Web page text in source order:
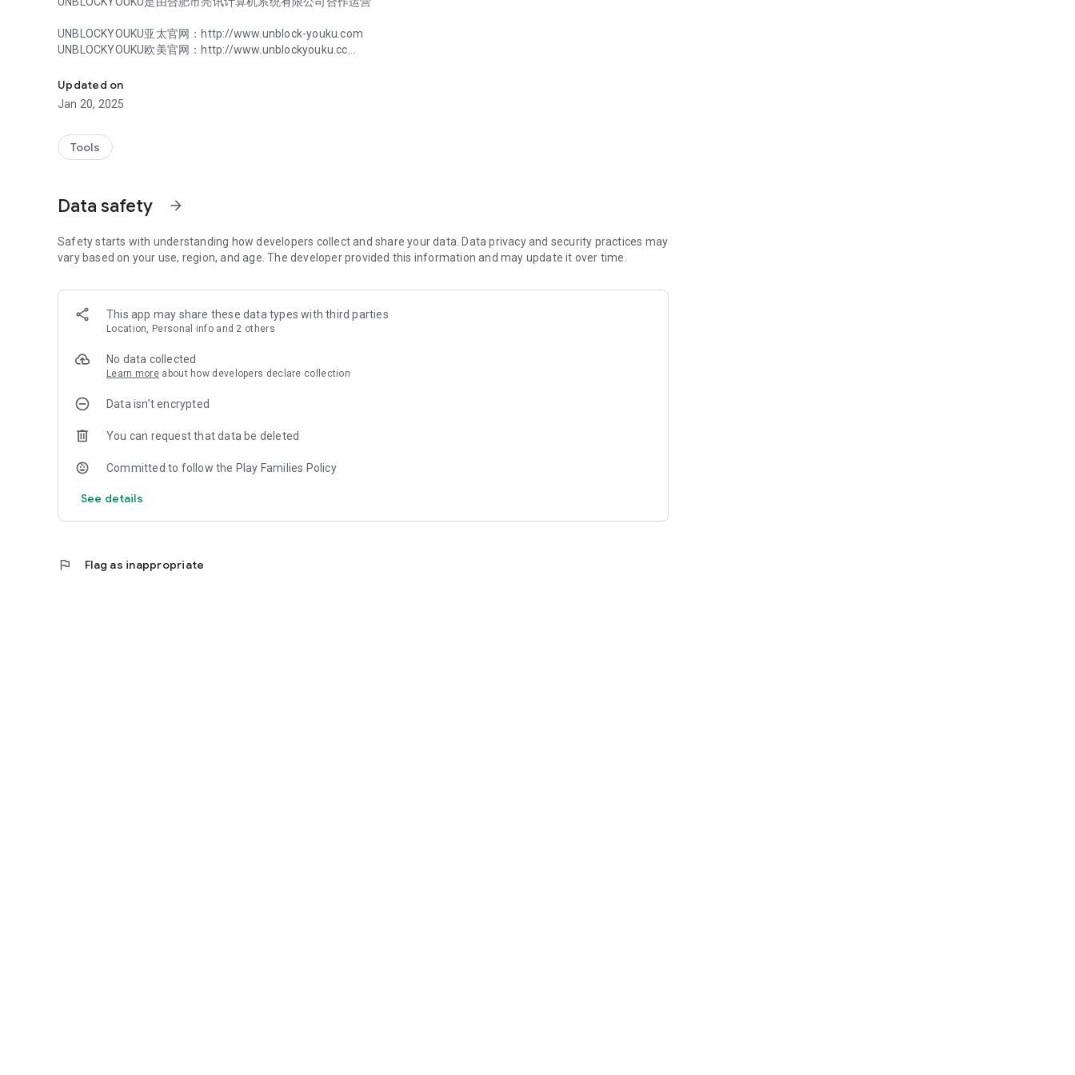
UNBLOCKYOUKU亚太官网：http://www.unblock-youku.com
UNBLOCKYOUKU欧美官网：http://www.unblockyouku.cc
UNBLOCKYOUKU海外华人网络回国加速专家
UNBLOCKYOUKU帮助海外华人解锁【2022年卡塔尔男足比赛直播】
向海外人士提供解除ＩＰ地域限制服务，海外人士下载安装软件并支付软件服务费后，可实现从海外访问使用国内视频、
音乐、直播等网站或ＡＰＰ。
当你身处国外，想通过微信、ＱＱ与家人视频通话，语音通话，由于跨国网络问题导致你无法正常呼叫和接听，有了本软
UNBLOCKYOUKU软件由来：
国内ＡＰＰ技术，为中国发展一带一路国际互联互通启动了积极性作用。
UNBLOCKYOUKU支持环境：
WiFi/WiFi热点/3G/4G/5G/蓝牙/USB网络/卫星网络
来之：GooglePlay 更新日期：2023年01月03日
Updated on
Jan 20, 2025
Tools
Data safety arrow_forward
Safety starts with understanding how developers collect and share your data. Data privacy and security practices may
vary based on your use, region, and age. The developer provided this information and may update it over time.
This app may share these data types with third parties
Location, Personal info and 2 others
No data collected
Learn more about how developers declare collection
Data isn’t encrypted
You can request that data be deleted
Committed to follow the Play Families Policy
See details
flag Flag as inappropriate